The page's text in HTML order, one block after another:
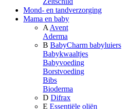
Mond- en tandverzorging
Mama en baby
A Avent
Aderma
B BabyCharm babyluiers
Babykwaaltjes
Babyvoeding
Borstvoeding
Bibs
Bioderma
D Difrax
E Essentiële oliën